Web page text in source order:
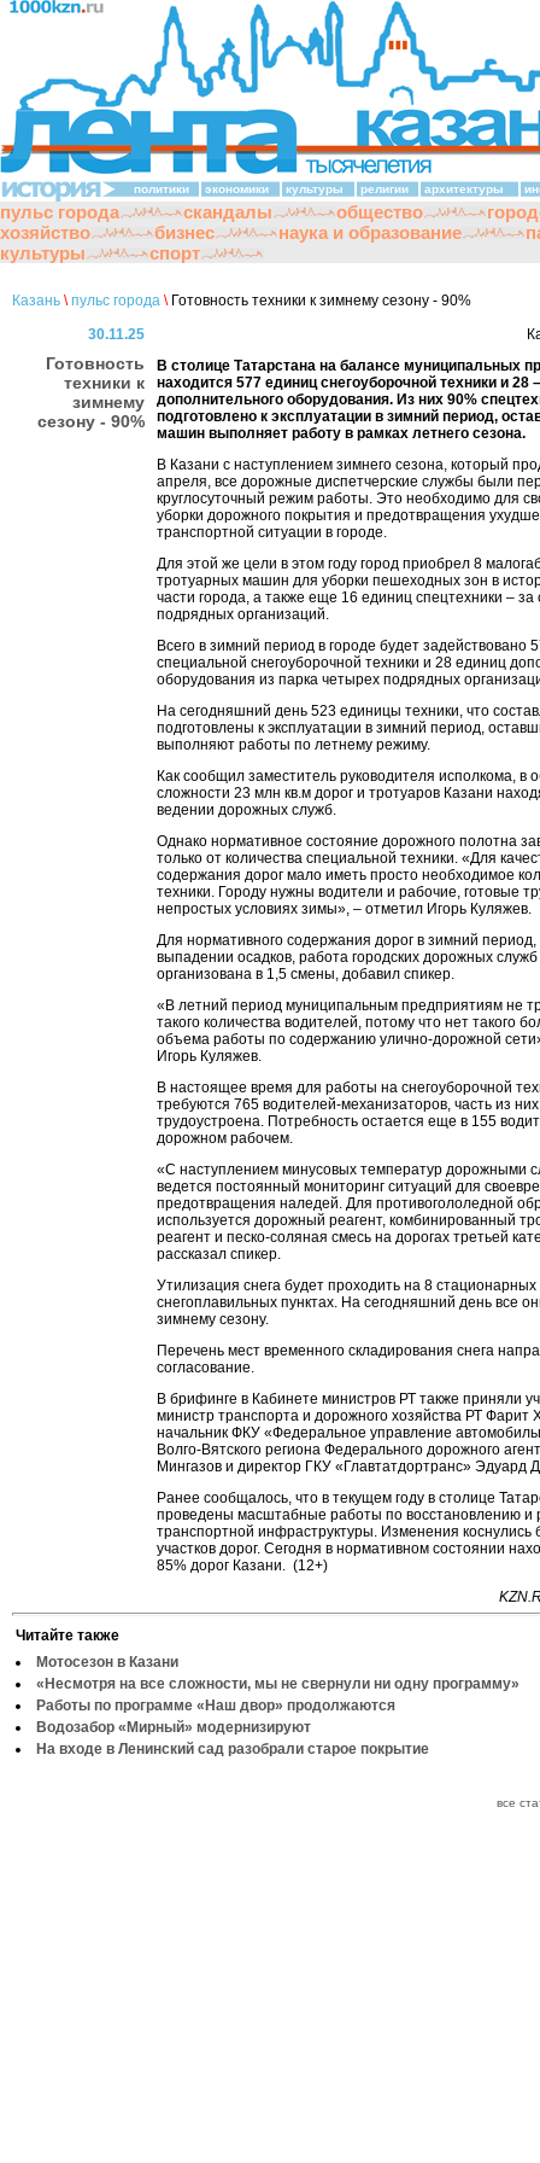
политики экономики культуры религии архитектуры
пульс города скандалы общество
хозяйство
бизнес наука и образование
культуры
спорт
Казань \ пульс города \Готовность техники к зимнему сезону - 90%
30.11.25
Готовность
техники к
зимнему
сезону - 90%
В столице Татарстана на балансе муниципальных
находится 577 единиц снегоуборочной техники и 28 –
дополнительного оборудования. Из них 90%
подготовлено к эксплуатации в зимний период,
машин выполняет работу в рамках летнего сезона.
В Казани с наступлением зимнего сезона, который
апреля, все дорожные диспетчерские службы были
круглосуточный режим работы. Это необходимо для
уборки дорожного покрытия и предотвращения
транспортной ситуации в городе.
Для этой же цели в этом году город приобрел 8
тротуарных машин для уборки пешеходных зон в
части города, а также еще 16 единиц спецтехники – за
подрядных организаций.
Всего в зимний период в городе будет задействовано
специальной снегоуборочной техники и 28 единиц
оборудования из парка четырех подрядных
На сегодняшний день 523 единицы техники, что
подготовлены к эксплуатации в зимний период,
выполняют работы по летнему режиму.
Как сообщил заместитель руководителя исполкома, в
сложности 23 млн кв.м дорог и тротуаров Казани
ведении дорожных служб.
Однако нормативное состояние дорожного полотна
только от количества специальной техники. «Для
содержания дорог мало иметь просто необходимое
техники. Городу нужны водители и рабочие, готовые
непростых условиях зимы», – отметил Игорь Куляжев.
Для нормативного содержания дорог в зимний
выпадении осадков, работа городских дорожных
организована в 1,5 смены, добавил спикер.
«В летний период муниципальным предприятиям не
такого количества водителей, потому что нет такого
объема работы по содержанию улично-дорожной
Игорь Куляжев.
В настоящее время для работы на снегоуборочной
требуются 765 водителей-механизаторов, часть из
трудоустроена. Потребность остается еще в 155
дорожном рабочем.
«С наступлением минусовых температур дорожными
ведется постоянный мониторинг ситуаций для
предотвращения наледей. Для противогололедной
используется дорожный реагент, комбинированный
реагент и песко-соляная смесь на дорогах третьей
рассказал спикер.
Утилизация снега будет проходить на 8 стационарных
снегоплавильных пунктах. На сегодняшний день все
зимнему сезону.
Перечень мест временного складирования снега
согласование.
В брифинге в Кабинете министров РТ также приняли
министр транспорта и дорожного хозяйства РТ Фарит
начальник ФКУ «Федеральное управление
Волго-Вятского региона Федерального дорожного
Мингазов и директор ГКУ «Главтатдортранс» Эдуард
Ранее сообщалось, что в текущем году в столице
проведены масштабные работы по восстановлению и
транспортной инфраструктуры. Изменения коснулись
участков дорог. Сегодня в нормативном состоянии
85% дорог Казани. (12+)
Читайте также
Мотосезон в Казани
«Несмотря на все сложности, мы не свернули ни одну программу»
Работы по программе «Наш двор» продолжаются
Водозабор «Мирный» модернизируют
На входе в Ленинский сад разобрали старое покрытие
все